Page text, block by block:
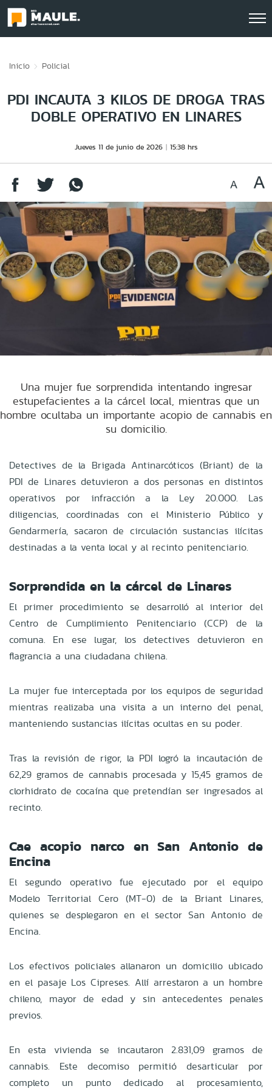
Inicio Policial
PDI INCAUTA 3 KILOS DE DROGA TRAS
DOBLE OPERATIVO EN LINARES
Jueves 11 de junio de 2026 15:38 hrs
Una mujer fue sorprendida intentando ingresar
estupefacientes a la cárcel local, mientras que un
hombre ocultaba un importante acopio de cannabis en
su domicilio.
Detectives de la Brigada Antinarcóticos (Briant) de la
PDI de Linares detuvieron a dos personas en distintos
operativos por infracción a la Ley 20.000. Las
diligencias, coordinadas con el Ministerio Público y
Gendarmería, sacaron de circulación sustancias ilícitas
destinadas a la venta local y al recinto penitenciario.
Sorprendida en la cárcel de Linares
El primer procedimiento se desarrolló al interior del
Centro de Cumplimiento Penitenciario (CCP) de la
comuna. En ese lugar, los detectives detuvieron en
flagrancia a una ciudadana chilena.
La mujer fue interceptada por los equipos de seguridad
mientras realizaba una visita a un interno del penal,
manteniendo sustancias ilícitas ocultas en su poder.
Tras la revisión de rigor, la PDI logró la incautación de
62,29 gramos de cannabis procesada y 15,45 gramos de
clorhidrato de cocaína que pretendían ser ingresados al
recinto.
Cae acopio narco en San Antonio de
Encina
El segundo operativo fue ejecutado por el equipo
Modelo Territorial Cero (MT-0) de la Briant Linares,
quienes se desplegaron en el sector San Antonio de
Encina.
Los efectivos policiales allanaron un domicilio ubicado
en el pasaje Los Cipreses. Allí arrestaron a un hombre
chileno, mayor de edad y sin antecedentes penales
previos.
En esta vivienda se incautaron 2.831,09 gramos de
cannabis. Este decomiso permitió desarticular por
completo un punto dedicado al procesamiento,